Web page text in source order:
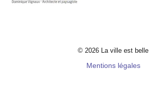
© 2026 La ville est belle
Mentions légales